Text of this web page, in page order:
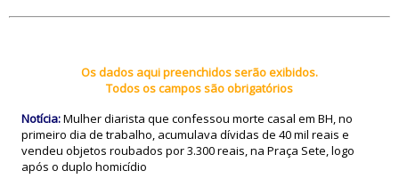
Os dados aqui preenchidos serão exibidos.
Todos os campos são obrigatórios
Notícia:Mulher diarista que confessou morte casal em BH, no
primeiro dia de trabalho, acumulava dívidas de 40 mil reais e
vendeu objetos roubados por 3.300 reais, na Praça Sete, logo
após o duplo homicídio